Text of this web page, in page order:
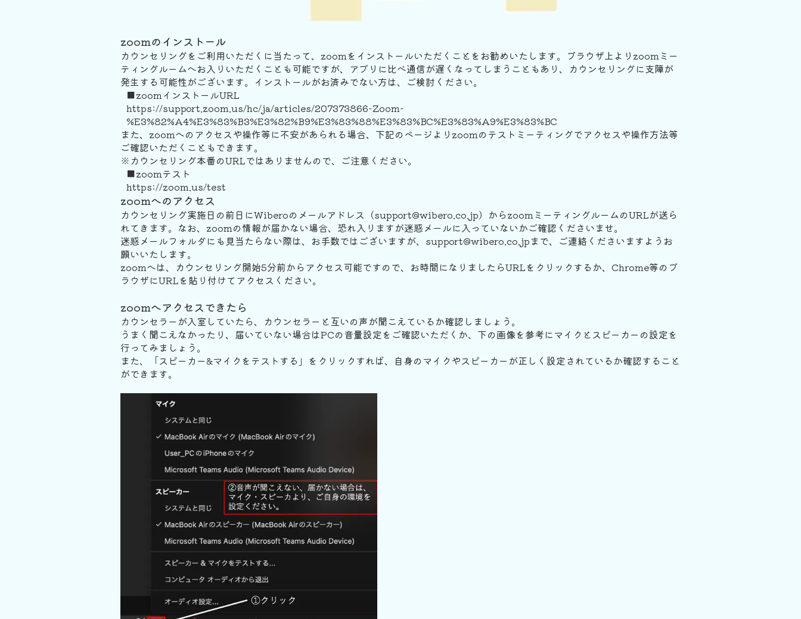
zoomのインストール
カウンセリングをご利用いただくに当たって、zoomをインストールいただくことをお勧めいたします。ブラウザ上よりzoomミー
ティングルームへお入りいただくことも可能ですが、アプリに比べ通信が遅くなってしまうこともあり、カウンセリングに支障が
発生する可能性がございます。インストールがお済みでない方は、ご検討ください。
■zoomインストールURL
https://support.zoom.us/hc/ja/articles/207373866-Zoom-
%E3%82%A4%E3%83%B3%E3%82%B9%E3%83%88%E3%83%BC%E3%83%A9%E3%83%BC
また、zoomへのアクセスや操作等に不安があられる場合、下記のページよりzoomのテストミーティングでアクセスや操作方法等
ご確認いただくこともできます。
※カウンセリング本番のURLではありませんので、ご注意ください。
■zoomテスト
https://zoom.us/test
zoomへのアクセス
カウンセリング実施日の前日にWiberoのメールアドレス（support@wibero.co.jp）からzoomミーティングルームのURLが送ら
れてきます。なお、zoomの情報が届かない場合、恐れ入りますが迷惑メールに入っていないかご確認くださいませ。
迷惑メールフォルダにも見当たらない際は、お手数ではございますが、support@wibero.co.jpまで、ご連絡くださいますようお
願いいたします。
zoomへは、カウンセリング開始5分前からアクセス可能ですので、お時間になりましたらURLをクリックするか、Chrome等のブ
ラウザにURLを貼り付けてアクセスください。
zoomへアクセスできたら
カウンセラーが入室していたら、カウンセラーと互いの声が聞こえているか確認しましょう。
うまく聞こえなかったり、届いていない場合はPCの音量設定をご確認いただくか、下の画像を参考にマイクとスピーカーの設定を
行ってみましょう。
また、「スピーカー&マイクをテストする」をクリックすれば、自身のマイクやスピーカーが正しく設定されているか確認すること
ができます。